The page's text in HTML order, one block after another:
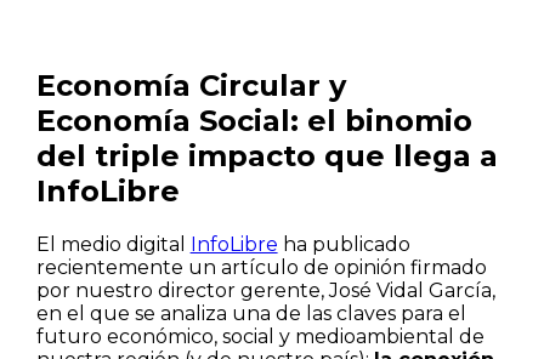
Economía Circular y
Economía Social: el binomio
del triple impacto que llega a
InfoLibre
El medio digital InfoLibre ha publicado
recientemente un artículo de opinión firmado
por nuestro director gerente, José Vidal García,
en el que se analiza una de las claves para el
futuro económico, social y medioambiental de